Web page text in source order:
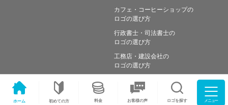
ホーム 初めての方 料金 お客様の声 ロゴを探す メニュー
カフェ・コーヒーショップの
ロゴの選び方
行政書士・司法書士の
ロゴの選び方
工務店・建設会社の
ロゴの選び方
Copyright © Simple works Inc. All Rights Reserved.